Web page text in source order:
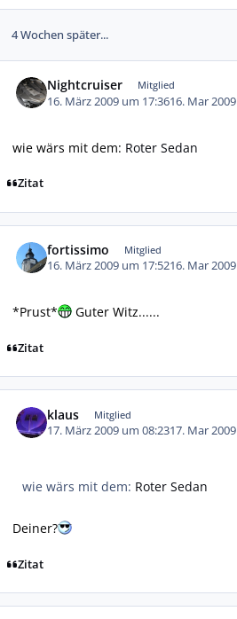
4 Wochen später...
Nightcruiser Mitglied
16. März 2009 um 17:3616. Mar 2009
wie wärs mit dem: Roter Sedan
Zitat
fortissimo Mitglied
16. März 2009 um 17:5216. Mar 2009
*Prust* Guter Witz......
Zitat
klaus Mitglied
17. März 2009 um 08:2317. Mar 2009
wie wärs mit dem: Roter Sedan
Deiner?
Zitat